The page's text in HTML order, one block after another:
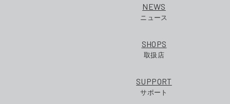
NEWS
ニュース
SHOPS
取扱店
SUPPORT
サポート